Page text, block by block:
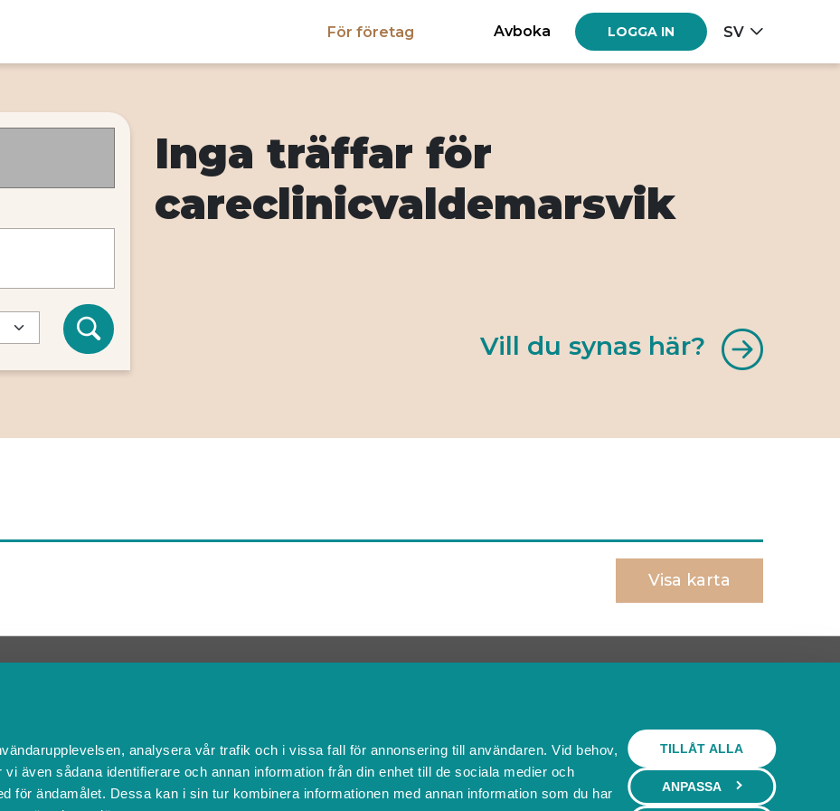
analysera vår trafik och i vissa fall för annonsering till användaren. Vid behov,
även sådana identifierare och annan information från din enhet till de sociala medier och
för ändamålet. Dessa kan i sin tur kombinera informationen med annan information som du har
TILLÅT ALLA
ANPASSA
För företag Avboka LOGGA IN SV
Inga träffar för
careclinicvaldemarsvik
Vill du synas här?
Visa karta
Vardagar 09.00 – 16.00
Lunchstängt 12.00 - 13.00